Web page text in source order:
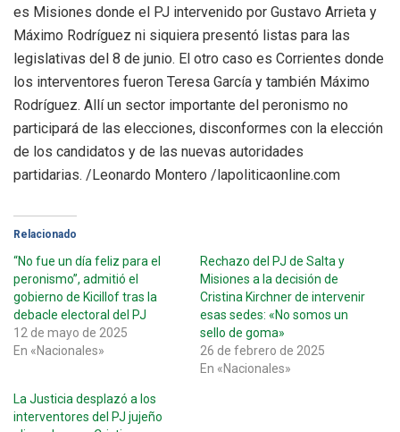
es Misiones donde el PJ intervenido por Gustavo Arrieta y
Máximo Rodríguez ni siquiera presentó listas para las
legislativas del 8 de junio. El otro caso es Corrientes donde
los interventores fueron Teresa García y también Máximo
Rodríguez. Allí un sector importante del peronismo no
participará de las elecciones, disconformes con la elección
de los candidatos y de las nuevas autoridades
partidarias. /Leonardo Montero /lapoliticaonline.com
Relacionado
“No fue un día feliz para el
peronismo”, admitió el
gobierno de Kicillof tras la
debacle electoral del PJ
12 de mayo de 2025
En «Nacionales»
Rechazo del PJ de Salta y
Misiones a la decisión de
Cristina Kirchner de intervenir
esas sedes: «No somos un
sello de goma»
26 de febrero de 2025
En «Nacionales»
La Justicia desplazó a los
interventores del PJ jujeño